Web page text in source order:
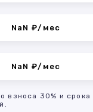
NaN ₽/мес
NaN ₽/мес
взноса 30% и